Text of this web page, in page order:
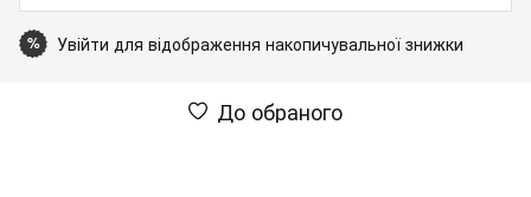
% Увійти для відображення накопичувальної знижки
До обраного